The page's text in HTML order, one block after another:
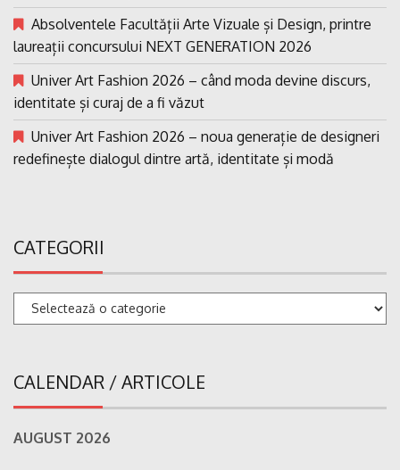
Absolventele Facultății Arte Vizuale și Design, printre
laureații concursului NEXT GENERATION 2026
Univer Art Fashion 2026 – când moda devine discurs,
identitate și curaj de a fi văzut
Univer Art Fashion 2026 – noua generație de designeri
redefinește dialogul dintre artă, identitate și modă
CATEGORII
Categorii
CALENDAR / ARTICOLE
AUGUST 2026